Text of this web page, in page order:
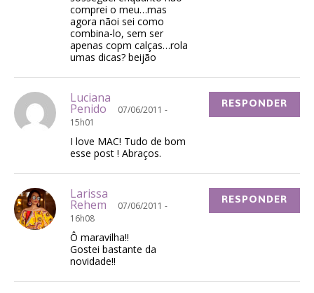
comprei o meu…mas
agora nãoi sei como
combina-lo, sem ser
apenas copm calças…rola
umas dicas? beijão
Luciana
Penido
07/06/2011 -
15h01
I love MAC! Tudo de bom
esse post ! Abraços.
RESPONDER
Larissa
Rehem
07/06/2011 -
16h08
Ô maravilha!!
Gostei bastante da
novidade!!
RESPONDER